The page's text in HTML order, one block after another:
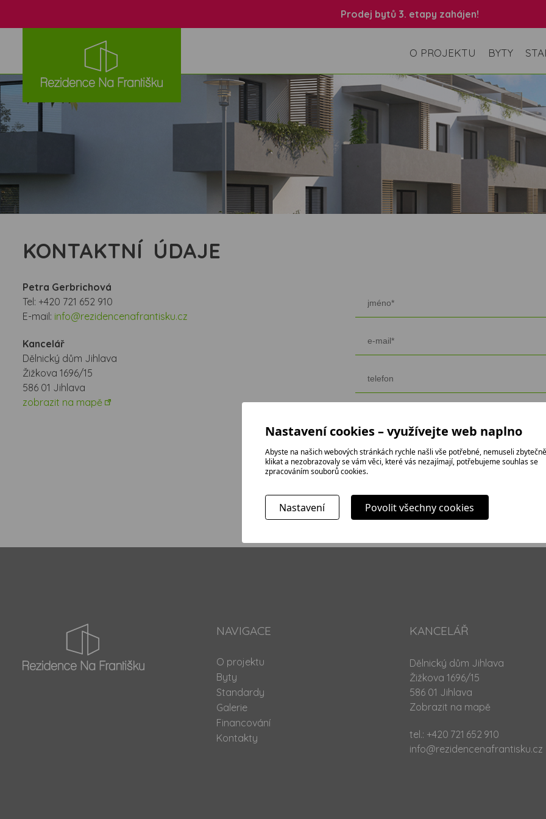
Prodej bytů 3. etapy zahájen!
O PROJEKTU BYTY
KONTAKTNÍ ÚDAJE
Petra Gerbrichová
Tel: +420 721 652 910
E-mail: info@rezidencenafrantisku.cz
Kancelář
Dělnický dům Jihlava
Žižkova 1696/15
586 01 Jihlava
zobrazit na mapě
NAVIGACE
O projektu
Byty
Standardy
Galerie
Financování
Kontakty
KANCELÁŘ
Dělnický dům Jihlava
Žižkova 1696/15
586 01 Jihlava
Zobrazit na mapě
tel.: +420 721 652 910
info@rezidencenafrantisku.cz
Nastavení cookies – využívejte web naplno
Abyste na našich webových stránkách rychle našli vše potřebné, nemuseli zbytečně
klikat a nezobrazovaly se vám věci, které vás nezajímají, potřebujeme souhlas se
zpracováním souborů cookies.
Nastavení Povolit všechny cookies